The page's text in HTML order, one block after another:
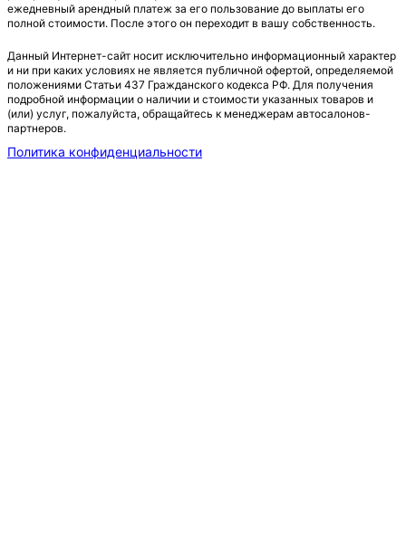
ежедневный арендный платеж за его пользование до выплаты его
полной стоимости. После этого он переходит в вашу собственность.
Данный Интернет-сайт носит исключительно информационный характер
и ни при каких условиях не является публичной офертой, определяемой
положениями Статьи 437 Гражданского кодекса РФ. Для получения
подробной информации о наличии и стоимости указанных товаров и
(или) услуг, пожалуйста, обращайтесь к менеджерам автосалонов-
партнеров.
Политика конфиденциальности